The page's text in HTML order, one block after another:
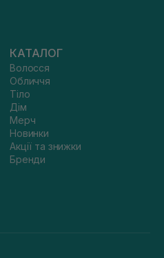
КАТАЛОГ
Волосся
Обличчя
Тіло
Дім
Мерч
Новинки
Акції та знижки
Бренди